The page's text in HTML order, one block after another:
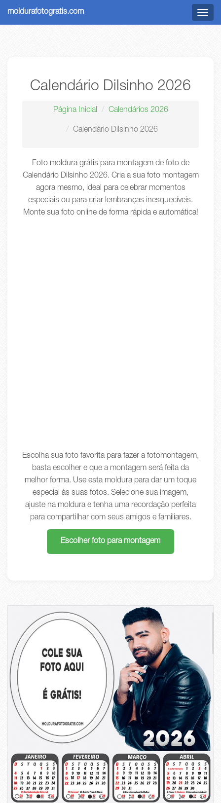
Menu
moldurafotogratis.com
Calendário Dilsinho 2026
Página Inicial Calendários 2026
Calendário Dilsinho 2026
Foto moldura grátis para montagem de foto de
Calendário Dilsinho 2026. Cria a sua foto montagem
agora mesmo, ideal para celebrar momentos
especiais ou para criar lembranças inesquecíveis.
Monte sua foto online de forma rápida e automática!
Escolha sua foto favorita para fazer a fotomontagem,
basta escolher e que a montagem será feita da
melhor forma. Use esta moldura para dar um toque
especial às suas fotos. Selecione sua imagem,
ajuste na moldura e tenha uma recordação perfeita
para compartilhar com seus amigos e familiares.
Escolher foto para montagem